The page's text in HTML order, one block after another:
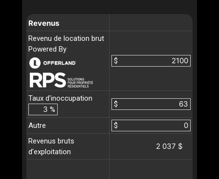
Revenus
Revenu de location brut
Powered By
$
Taux d'inoccupation
%
$
Autre
$
Revenus bruts
d'exploitation
2 037 $